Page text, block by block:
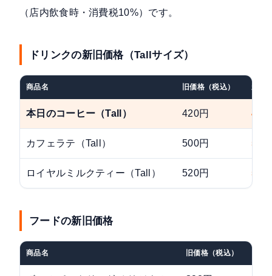
（店内飲食時・消費税10%）です。
ドリンクの新旧価格（Tallサイズ）
商品名 旧価格（税込） 新価
本日のコーヒー（Tall） 420円 450
カフェラテ（Tall） 500円 510
ロイヤルミルクティー（Tall） 520円 555
フードの新旧価格
商品名 旧価格（税込）